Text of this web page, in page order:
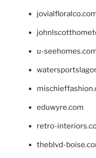
u-
eduwyre.com
retro-
theblvd-